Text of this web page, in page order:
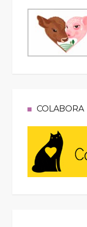
COLABORA